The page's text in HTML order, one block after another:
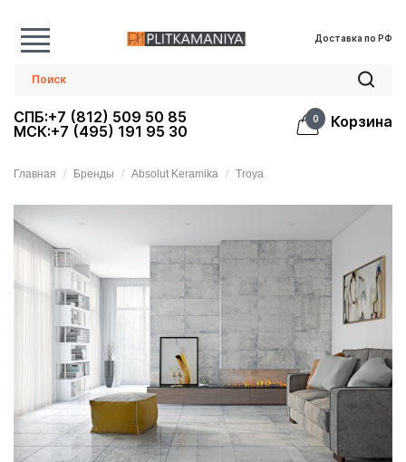
Доставка по РФ
СПБ:+7 (812) 509 50 85
МСК:+7 (495) 191 95 30
0 Корзина
Главная Бренды Absolut Keramika Troya